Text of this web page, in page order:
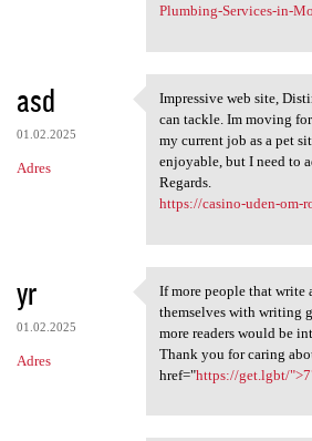
Plumbing-Services-in-
asd
01.02.2025
Adres
Impressive web site,
Impressive web site,
can tackle. Im moving
my current job as a pet
enjoyable, but I need to
Regards.
https://casino-uden-om-
yr
01.02.2025
Adres
If more people that
If more people that write
themselves with writing
more readers would be
Thank you for caring
href="https://get.lgbt/